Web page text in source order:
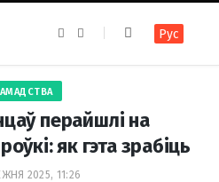
e
k
t
a
m
Рус
перайшлі на
як гэта зрабіць
2025, 11:26